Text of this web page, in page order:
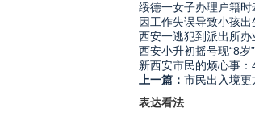
绥德一女子办理户籍
因工作失误导致小孩
西安一逃犯到派出所
西安小升初摇号现“8岁
新西安市民的烦心事
上一篇： 市民出入境更
表达看法